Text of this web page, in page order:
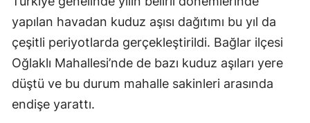
yapılan havadan kuduz aşısı dağıtımı bu yıl da
çeşitli periyotlarda gerçekleştirildi. Bağlar ilçesi
Oğlaklı Mahallesi’nde de bazı kuduz aşıları yere
düştü ve bu durum mahalle sakinleri arasında
endişe yarattı.